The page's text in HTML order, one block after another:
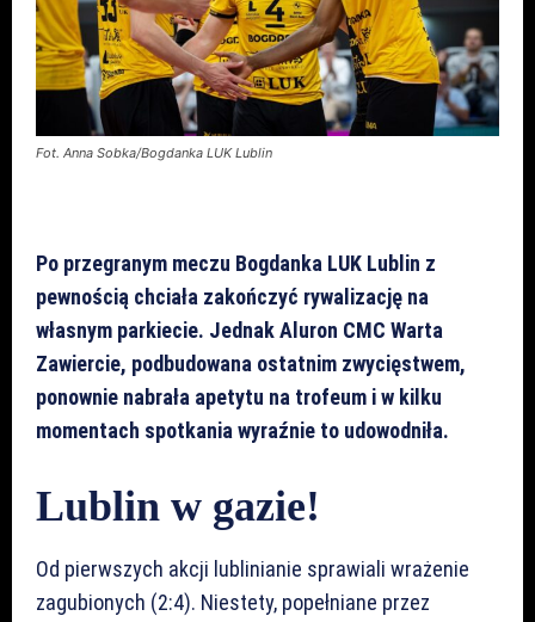
Fot. Anna Sobka/Bogdanka LUK Lublin
Po przegranym meczu Bogdanka LUK Lublin z
pewnością chciała zakończyć rywalizację na
własnym parkiecie. Jednak Aluron CMC Warta
Zawiercie, podbudowana ostatnim zwycięstwem,
ponownie nabrała apetytu na trofeum i w kilku
momentach spotkania wyraźnie to udowodniła.
Lublin w gazie!
Od pierwszych akcji lublinianie sprawiali wrażenie
zagubionych (2:4). Niestety, popełniane przez